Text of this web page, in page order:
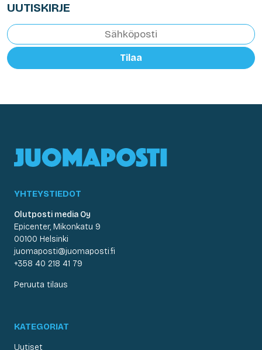
UUTISKIRJE
Tilaa
YHTEYSTIEDOT
Olutposti media Oy
Epicenter, Mikonkatu 9
00100 Helsinki
juomaposti@juomaposti.fi
+358 40 218 41 79
Peruuta tilaus
KATEGORIAT
Uutiset